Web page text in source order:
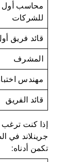
محاسب أول
للشركات
قائد فريق
المشرف
مهندس
قائد الفريق
إذا كنت
جرينلاند في
تكمن أدناه: